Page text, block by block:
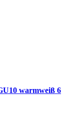
warmweiß 6